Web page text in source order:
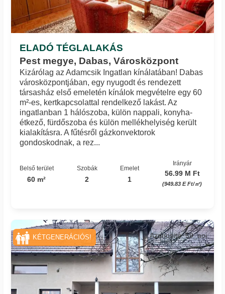
ELADÓ TÉGLALAKÁS
Pest megye, Dabas, Városközpont
Kizárólag az Adamcsik Ingatlan kínálatában! Dabas
városközpontjában, egy nyugodt és rendezett
társasház első emeletén kínálok megvételre egy 60
m²-es, kertkapcsolattal rendelkező lakást. Az
ingatlanban 1 hálószoba, külön nappali, konyha-
étkező, fürdőszoba és külön mellékhelyiség került
kialakításra. A fűtésről gázkonvektorok
gondoskodnak, a rez...
Belső terület
60 m²
Szobák
2
Emelet
1
Irányár
56.99 M Ft
(949.83 E Ft/㎡)
Azonosító: 59_aoi
KÉTGENERÁCIÓS!